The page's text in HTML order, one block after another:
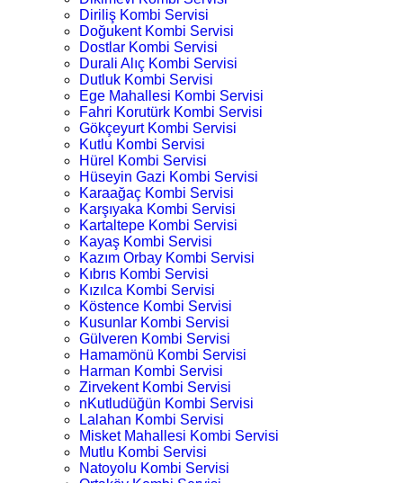
Diriliş Kombi Servisi
Doğukent Kombi Servisi
Dostlar Kombi Servisi
Durali Alıç Kombi Servisi
Dutluk Kombi Servisi
Ege Mahallesi Kombi Servisi
Fahri Korutürk Kombi Servisi
Gökçeyurt Kombi Servisi
Kutlu Kombi Servisi
Hürel Kombi Servisi
Hüseyin Gazi Kombi Servisi
Karaağaç Kombi Servisi
Karşıyaka Kombi Servisi
Kartaltepe Kombi Servisi
Kayaş Kombi Servisi
Kazım Orbay Kombi Servisi
Kıbrıs Kombi Servisi
Kızılca Kombi Servisi
Köstence Kombi Servisi
Kusunlar Kombi Servisi
Gülveren Kombi Servisi
Hamamönü Kombi Servisi
Harman Kombi Servisi
Zirvekent Kombi Servisi
nKutludüğün Kombi Servisi
Lalahan Kombi Servisi
Misket Mahallesi Kombi Servisi
Mutlu Kombi Servisi
Natoyolu Kombi Servisi